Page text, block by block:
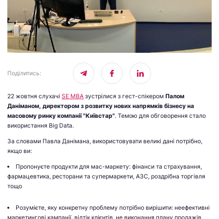
Поділитись:
22 жовтня слухачі SE MBA зустрілися з гест-спікером Палом
Даніманом, директором з розвитку нових напрямків бізнесу на
масовому ринку компанії "Київстар". Темою для обговорення стало
використання Big Data.
За словами Павла Данімана, використовувати великі дані потрібно,
якщо ви:
Пропонуєте продукти для мас-маркету: фінанси та страхування,
фармацевтика, ресторани та супермаркети, АЗС, роздрібна торгівля
тощо
Розумієте, яку конкретну проблему потрібно вирішити: неефективні
маркетингові кампанії, відтік клієнтів, не виконання плану продажів